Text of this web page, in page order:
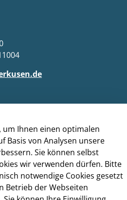
sind:
bis 15.30 Uhr
Uhr
um Ihnen einen optimalen
Basis von Analysen unsere
Sie können selbst
wir verwenden dürfen. Bitte
notwendige Cookies gesetzt
Betrieb der Webseiten